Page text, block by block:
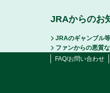
JRAからのお
JRAのギャンブル
ファンからの悪質
FAQ/お問い合わせ